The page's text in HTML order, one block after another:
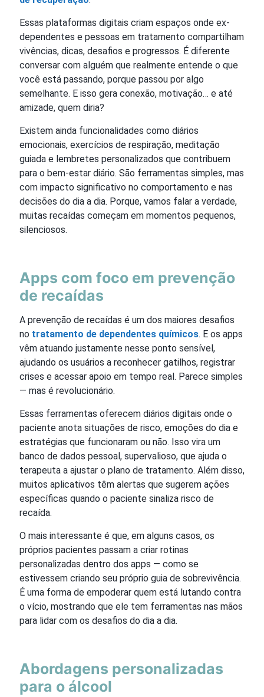
Essas plataformas digitais criam espaços onde ex-
dependentes e pessoas em tratamento compartilham
vivências, dicas, desafios e progressos. É diferente
conversar com alguém que realmente entende o que
você está passando, porque passou por algo
semelhante. E isso gera conexão, motivação… e até
amizade, quem diria?
Existem ainda funcionalidades como diários
emocionais, exercícios de respiração, meditação
guiada e lembretes personalizados que contribuem
para o bem-estar diário. São ferramentas simples, mas
com impacto significativo no comportamento e nas
decisões do dia a dia. Porque, vamos falar a verdade,
muitas recaídas começam em momentos pequenos,
silenciosos.
Apps com foco em prevenção
de recaídas
A prevenção de recaídas é um dos maiores desafios
no tratamento de dependentes químicos. E os apps
vêm atuando justamente nesse ponto sensível,
ajudando os usuários a reconhecer gatilhos, registrar
crises e acessar apoio em tempo real. Parece simples
— mas é revolucionário.
Essas ferramentas oferecem diários digitais onde o
paciente anota situações de risco, emoções do dia e
estratégias que funcionaram ou não. Isso vira um
banco de dados pessoal, supervalioso, que ajuda o
terapeuta a ajustar o plano de tratamento. Além disso,
muitos aplicativos têm alertas que sugerem ações
específicas quando o paciente sinaliza risco de
recaída.
O mais interessante é que, em alguns casos, os
próprios pacientes passam a criar rotinas
personalizadas dentro dos apps — como se
estivessem criando seu próprio guia de sobrevivência.
É uma forma de empoderar quem está lutando contra
o vício, mostrando que ele tem ferramentas nas mãos
para lidar com os desafios do dia a dia.
Abordagens personalizadas
para o álcool